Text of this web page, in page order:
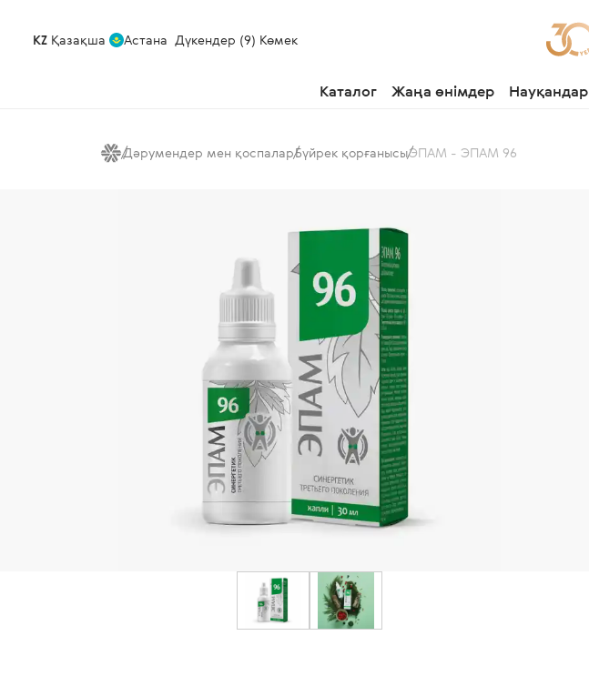
KZ Қазақша Астана Дүкендер (9) Көмек
Каталог Жаңа өнімдер Науқандар
Дәрумендер мен қоспаларБүйрек қорғанысыЭПАМ - ЭПАМ 96